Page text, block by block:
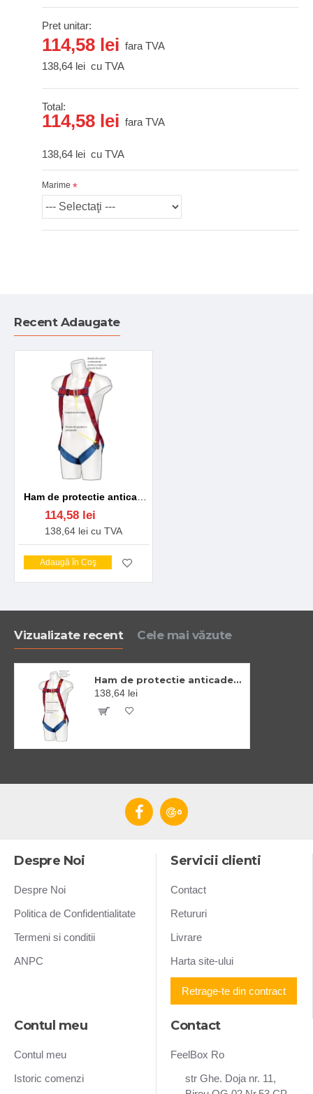
Pret unitar:
114,58 lei fara TVA
138,64 lei cu TVA
Total:
114,58 lei fara TVA
138,64 lei cu TVA
Marime
Recent Adaugate
114,58 lei
138,64 lei cu TVA
Adaugă în Coş
Vizualizate recent Cele mai văzute
Ham de protectie anticadere, pozitionare in 1 punct [FP11] Rosu
138,64 lei
Despre Noi
Despre Noi
Politica de Confidentialitate
Termeni si conditii
ANPC
Servicii clienti
Contact
Retururi
Livrare
Harta site-ului
Retrage-te din contract
Contul meu
Contul meu
Istoric comenzi
Contact
FeelBox Ro
str Ghe. Doja nr. 11,